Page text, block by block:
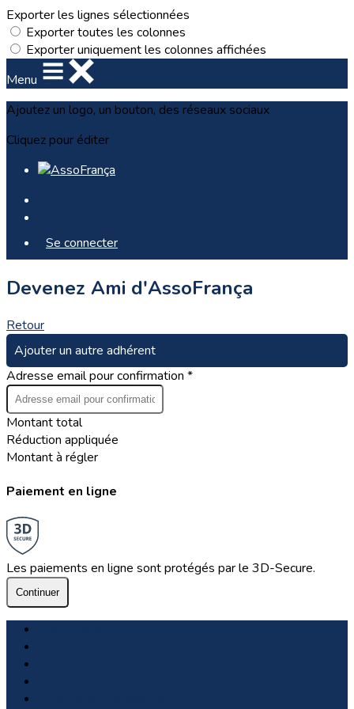
Exporter les lignes sélectionnées
Exporter toutes les colonnes
Exporter uniquement les colonnes affichées
Menu
Ajoutez un logo, un bouton, des réseaux sociaux
Cliquez pour éditer
Se connecter
Devenez Ami d'AssoFrança
Retour
Ajouter un autre adhérent
Adresse email pour confirmation *
Montant total
Réduction appliquée
Montant à régler
Paiement en ligne
Les paiements en ligne sont protégés par le 3D-Secure.
Continuer